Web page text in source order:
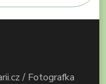
/ Fotografka